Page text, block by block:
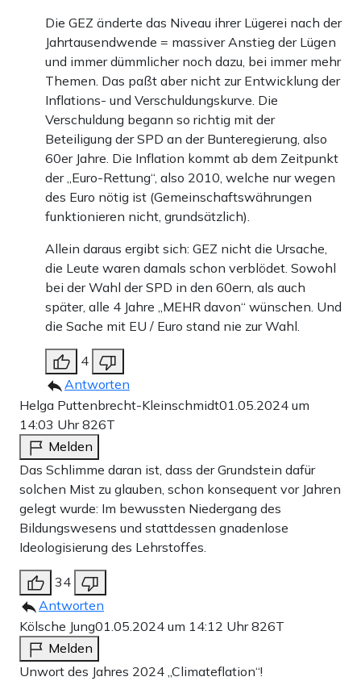
Die GEZ änderte das Niveau ihrer Lügerei nach der
Jahrtausendwende = massiver Anstieg der Lügen
und immer dümmlicher noch dazu, bei immer mehr
Themen. Das paßt aber nicht zur Entwicklung der
Inflations- und Verschuldungskurve. Die
Verschuldung begann so richtig mit der
Beteiligung der SPD an der Bunteregierung, also
60er Jahre. Die Inflation kommt ab dem Zeitpunkt
der „Euro-Rettung“, also 2010, welche nur wegen
des Euro nötig ist (Gemeinschaftswährungen
funktionieren nicht, grundsätzlich).
Allein daraus ergibt sich: GEZ nicht die Ursache,
die Leute waren damals schon verblödet. Sowohl
bei der Wahl der SPD in den 60ern, als auch
später, alle 4 Jahre „MEHR davon“ wünschen. Und
die Sache mit EU / Euro stand nie zur Wahl.
4
Antworten
Helga Puttenbrecht-Kleinschmidt01.05.2024 um
14:03 Uhr826T
Melden
Das Schlimme daran ist, dass der Grundstein dafür
solchen Mist zu glauben, schon konsequent vor Jahren
gelegt wurde: Im bewussten Niedergang des
Bildungswesens und stattdessen gnadenlose
Ideologisierung des Lehrstoffes.
34
Antworten
Kölsche Jung01.05.2024 um 14:12 Uhr826T
Melden
Unwort des Jahres 2024 „Climateflation“!